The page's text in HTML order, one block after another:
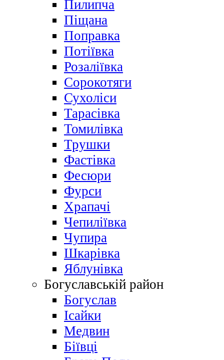
Пилипча
Піщана
Поправка
Потіївка
Розаліївка
Сорокотяги
Сухоліси
Тарасівка
Томилівка
Трушки
Фастівка
Фесюри
Фурси
Храпачі
Чепиліївка
Чупира
Шкарівка
Яблунівка
Богуславській район
Богуслав
Ісайки
Медвин
Біївці